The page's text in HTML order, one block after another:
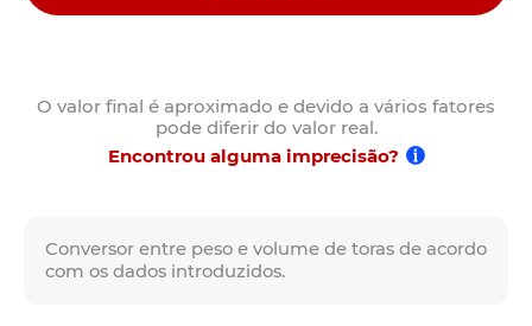
Conversor entre peso e volume de toras de acordo
com os dados introduzidos.
O valor final é aproximado e devido a vários fatores
pode diferir do valor real.
Encontrou alguma imprecisão?